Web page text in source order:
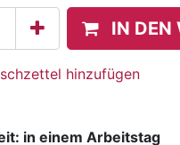
IN DEN
hinzufügen
in einem Arbeitstag